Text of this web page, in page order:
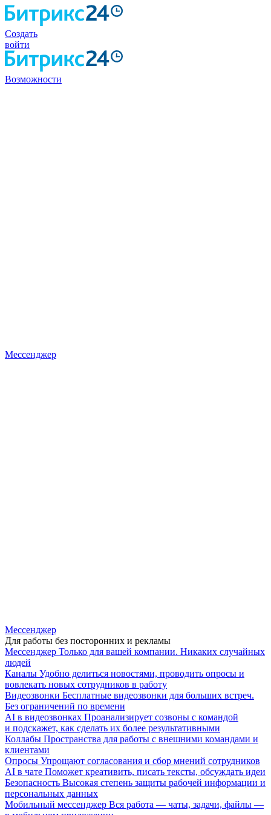
Создать
войти
Возможности
Мессенджер
Мессенджер
Для работы без посторонних и рекламы
Мессенджер Только для вашей компании. Никаких случайных
людей
Каналы Удобно делиться новостями, проводить опросы и
вовлекать новых сотрудников в работу
Видеозвонки Бесплатные видеозвонки для больших встреч.
Без ограничений по времени
AI в видеозвонках Проанализирует созвоны с командой
и подскажет, как сделать их более результативными
Коллабы Пространства для работы с внешними командами и
клиентами
Опросы Упрощают согласования и сбор мнений сотрудников
AI в чате Поможет креативить, писать тексты, обсуждать идеи
Безопасность Высокая степень защиты рабочей информации и
персональных данных
Мобильный мессенджер Вся работа — чаты, задачи, файлы —